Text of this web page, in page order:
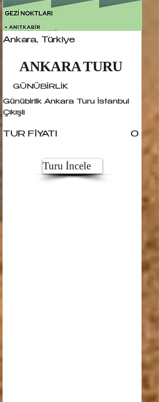
Ankara, Türkiye
ANKARA TURU
GÜNÜBİRLİK
Günübirlik Ankara Turu İstanbul
Çıkışlı
TUR FİYATI 0
Turu İncele